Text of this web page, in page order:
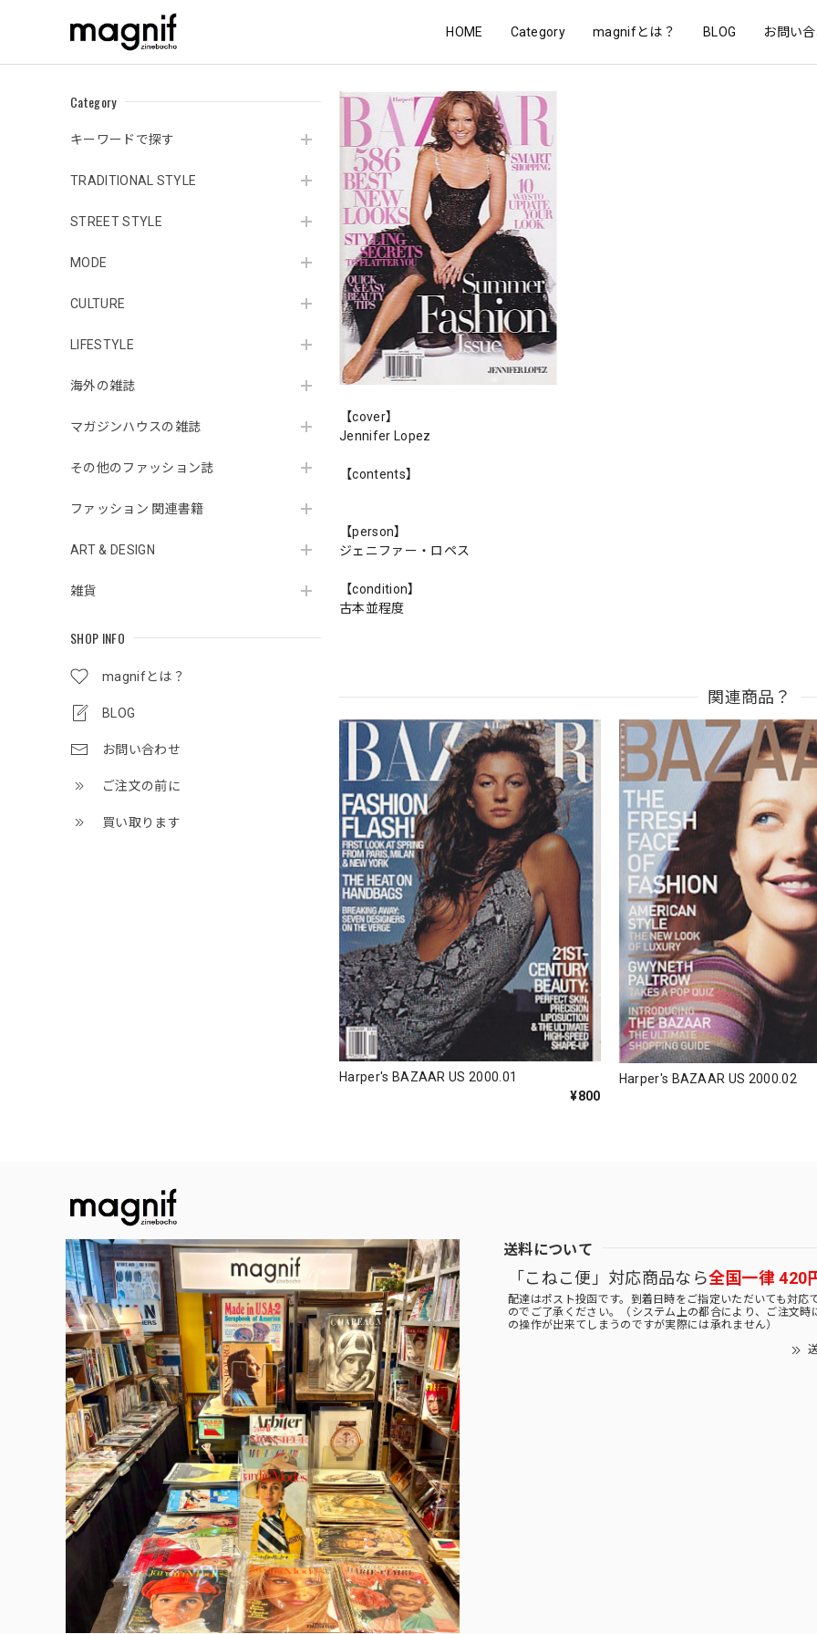
HOME Category magnifとは？ BLOG お問い
Category
キーワードで探す
TRADITIONAL STYLE
STREET STYLE
MODE
CULTURE
LIFESTYLE
海外の雑誌
マガジンハウスの雑誌
その他のファッション誌
ファッション 関連書籍
ART & DESIGN
雑貨
SHOP INFO
magnifとは？
BLOG
お問い合わせ
ご注文の前に
買い取ります
【cover】
Jennifer Lopez
【contents】
【person】
ジェニファー・ロペス
【condition】
古本並程度
関連商品？
Harper's BAZAAR US 2000.01
¥800
Harper's BAZAAR US 2000.02
送料について
「こねこ便」対応商品なら全国一律 420
配達はポスト投函です。到着日時をご指定いただいても対応
のでご了承ください。（システム上の都合により、ご注文時
の操作が出来てしまうのですが実際には承れません）